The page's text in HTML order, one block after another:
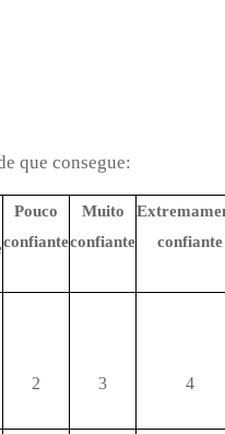
que consegue:
Pouco Muito
confianteconfiante confiante
2 3 4